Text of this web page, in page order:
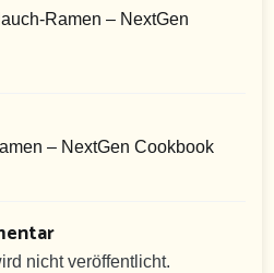
Ramen – NextGen
– NextGen Cookbook
nicht veröffentlicht.